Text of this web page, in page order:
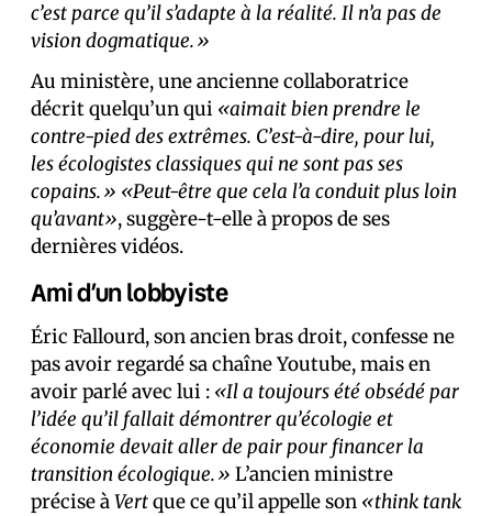
c’est parce qu’il s’adapte à la réalité. Il n’a pas de
vision dogmatique.»
Au ministère, une ancienne collaboratrice
décrit quelqu’un qui «aimait bien prendre le
contre-pied des extrêmes. C’est-à-dire, pour lui,
les écologistes classiques qui ne sont pas ses
copains.» «Peut-être que cela l’a conduit plus loin
qu’avant», suggère-t-elle à propos de ses
dernières vidéos.
Ami d’un lobbyiste
Éric Fallourd, son ancien bras droit, confesse ne
pas avoir regardé sa chaîne Youtube, mais en
avoir parlé avec lui : «Il a toujours été obsédé par
l’idée qu’il fallait démontrer qu’écologie et
économie devait aller de pair pour financer la
transition écologique.» L’ancien ministre
précise àVertque ce qu’il appelle son «think tank